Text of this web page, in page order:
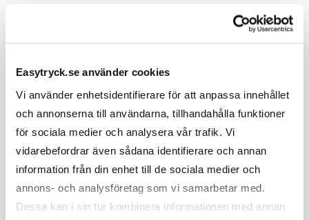
Easytryck.se använder cookies
Vi använder enhetsidentifierare för att anpassa innehållet
och annonserna till användarna, tillhandahålla funktioner
för sociala medier och analysera vår trafik. Vi
vidarebefordrar även sådana identifierare och annan
information från din enhet till de sociala medier och
annons- och analysföretag som vi samarbetar med.
Dessa kan i sin tur kombinera informationen med annan
Övrig
information
1
2000 st. Kontakta oss för mer information.
2
Kontakta oss om du önskar olika tryck på
Övrig
Kontakta oss om du önskar snabbare